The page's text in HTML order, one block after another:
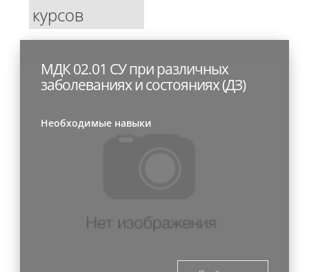
курсов
МДК 02.01 СУ при различных
заболеваниях и состояниях (ДЗ)
Необходимые навыки